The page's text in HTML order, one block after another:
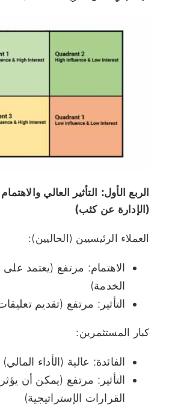
الربع الأول: التأثير العالي والاهتمام
(الإدارة عن كثب)
العملاء الرئيسيين (الحاليين):
الاهتمام: مرتفع (يعتمد على
الخدمة)
التأثير: مرتفع (تقديم
كبار المستثمرين:
الفائدة: عالية (الأداء المالي)
التأثير: مرتفع (يمكن أن
القرارات الإستراتيجية)